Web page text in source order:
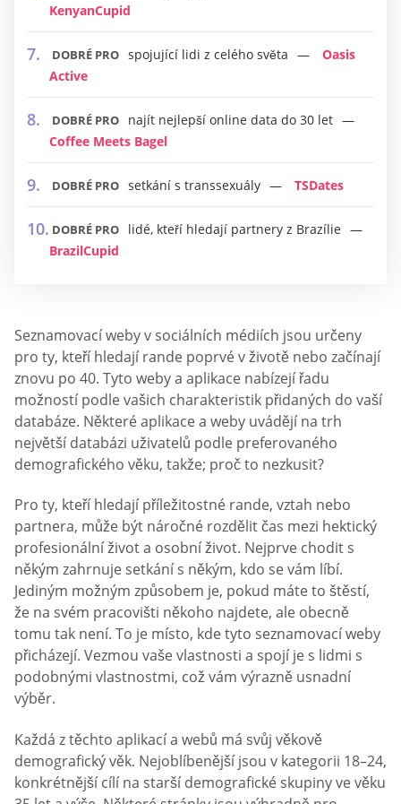
KenyanCupid
DOBRÉ PRO spojující lidi z celého světa
Oasis
Active
DOBRÉ PRO
najít nejlepší online data do 30 let
Coffee Meets Bagel
DOBRÉ PRO setkání s transsexuály TSDates
DOBRÉ PRO
lidé, kteří hledají partnery z Brazílie
BrazilCupid
Seznamovací weby v sociálních médiích jsou určeny
pro ty, kteří hledají rande poprvé v životě nebo začínají
znovu po 40. Tyto weby a aplikace nabízejí řadu
možností podle vašich charakteristik přidaných do vaší
databáze. Některé aplikace a weby uvádějí na trh
největší databázi uživatelů podle preferovaného
demografického věku, takže; proč to nezkusit?
Pro ty, kteří hledají příležitostné rande, vztah nebo
partnera, může být náročné rozdělit čas mezi hektický
profesionální život a osobní život. Nejprve chodit s
někým zahrnuje setkání s někým, kdo se vám líbí.
Jediným možným způsobem je, pokud máte to štěstí,
že na svém pracovišti někoho najdete, ale obecně
tomu tak není. To je místo, kde tyto seznamovací weby
přicházejí. Vezmou vaše vlastnosti a spojí je s lidmi s
podobnými vlastnostmi, což vám výrazně usnadní
výběr.
Každá z těchto aplikací a webů má svůj věkově
demografický věk. Nejoblíbenější jsou v kategorii 18–24,
konkrétnější cílí na starší demografické skupiny ve věku